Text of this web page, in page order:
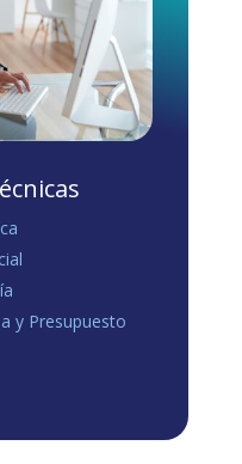
y Presupuesto